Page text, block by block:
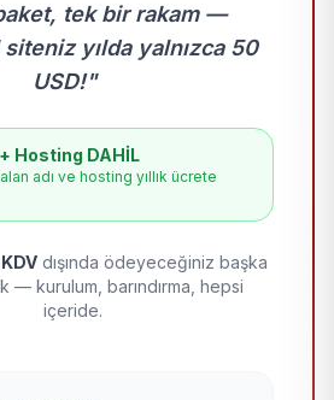
tek bir rakam —
yılda yalnızca 50
USD!"
Hosting DAHİL
adı ve hosting yıllık ücrete
dışında ödeyeceğiniz başka
— kurulum, barındırma, hepsi
içeride.